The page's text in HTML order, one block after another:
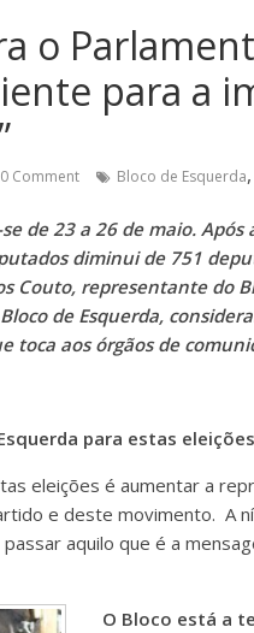
o
para a
0 Comment Bloco de Esquerda,
de 23 a 26 de maio.
diminui de 751
Couto, representante do
de Esquerda,
aos órgãos de
para estas
eleições é aumentar a
e deste movimento. A
aquilo que é a
O Bloco está a